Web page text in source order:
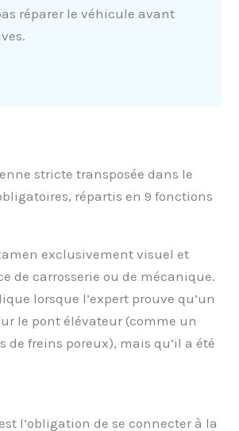
réparer le véhicule avant
stricte transposée dans le
répartis en 9 fonctions
exclusivement visuel et
de carrosserie ou de mécanique.
lorsque l’expert prouve qu’un
le pont élévateur (comme un
de freins poreux), mais qu’il a été
l’obligation de se connecter à la